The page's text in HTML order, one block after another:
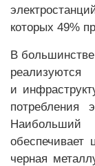
которых 49%
В
и
потребления
черная